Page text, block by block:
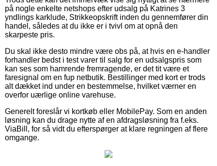
på nogle enkelte netshops efter udsalg på Katrines 3
yndlings karklude, Strikkeopskrift inden du gennemfører din
handel, således at du ikke er i tvivl om at opnå den
skarpeste pris.
Du skal ikke desto mindre være obs på, at hvis en e-handler
forhandler bedst i test varer til salg for en udsalgspris som
kan ses som hamrende fremragende, er det tit være et
faresignal om en fup netbutik. Bestillinger med kort er trods
alt dækket ind under en bestemmelse, hvilket værner en
overfor uærlige online varehuse.
Generelt foreslår vi kortkøb eller MobilePay. Som en anden
løsning kan du drage nytte af en afdragsløsning fra f.eks.
ViaBill, for så vidt du efterspørger at klare regningen af flere
omgange.